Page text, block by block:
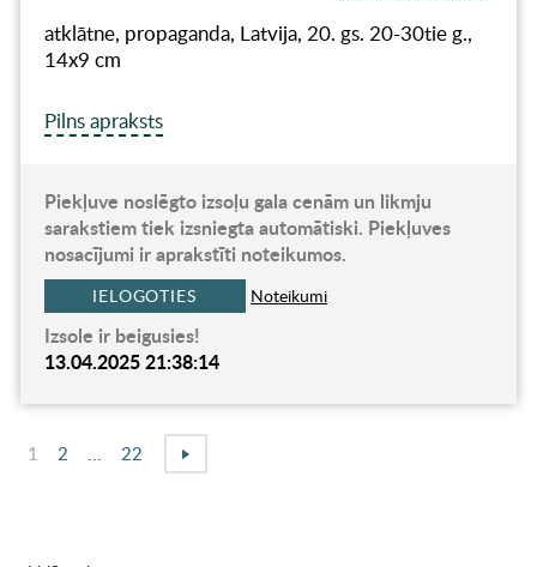
atklātne, propaganda, Latvija, 20. gs. 20-30tie g.,
14х9 cm
Pilns apraksts
Piekļuve noslēgto izsoļu gala cenām un likmju
sarakstiem tiek izsniegta automātiski. Piekļuves
nosacījumi ir aprakstīti noteikumos.
IELOGOTIES Noteikumi
Izsole ir beigusies!
13.04.2025 21:38:14
1 2 22